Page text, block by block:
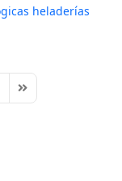
heladerías
Page
Last Page